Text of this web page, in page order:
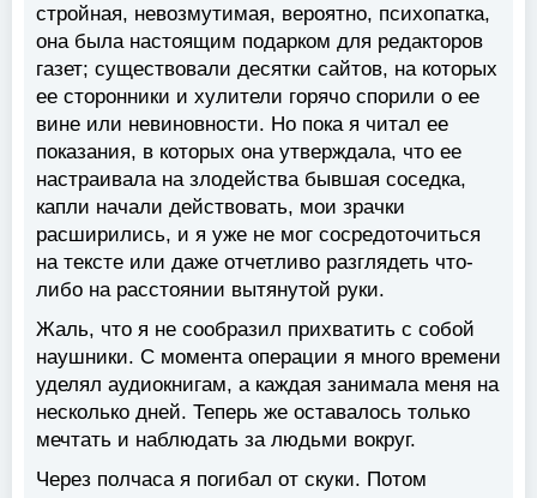
стройная, невозмутимая, вероятно, психопатка,
она была настоящим подарком для редакторов
газет; существовали десятки сайтов, на которых
ее сторонники и хулители горячо спорили о ее
вине или невиновности. Но пока я читал ее
показания, в которых она утверждала, что ее
настраивала на злодейства бывшая соседка,
капли начали действовать, мои зрачки
расширились, и я уже не мог сосредоточиться
на тексте или даже отчетливо разглядеть что-
либо на расстоянии вытянутой руки.
Жаль, что я не сообразил прихватить с собой
наушники. С момента операции я много времени
уделял аудиокнигам, а каждая занимала меня на
несколько дней. Теперь же оставалось только
мечтать и наблюдать за людьми вокруг.
Через полчаса я погибал от скуки. Потом